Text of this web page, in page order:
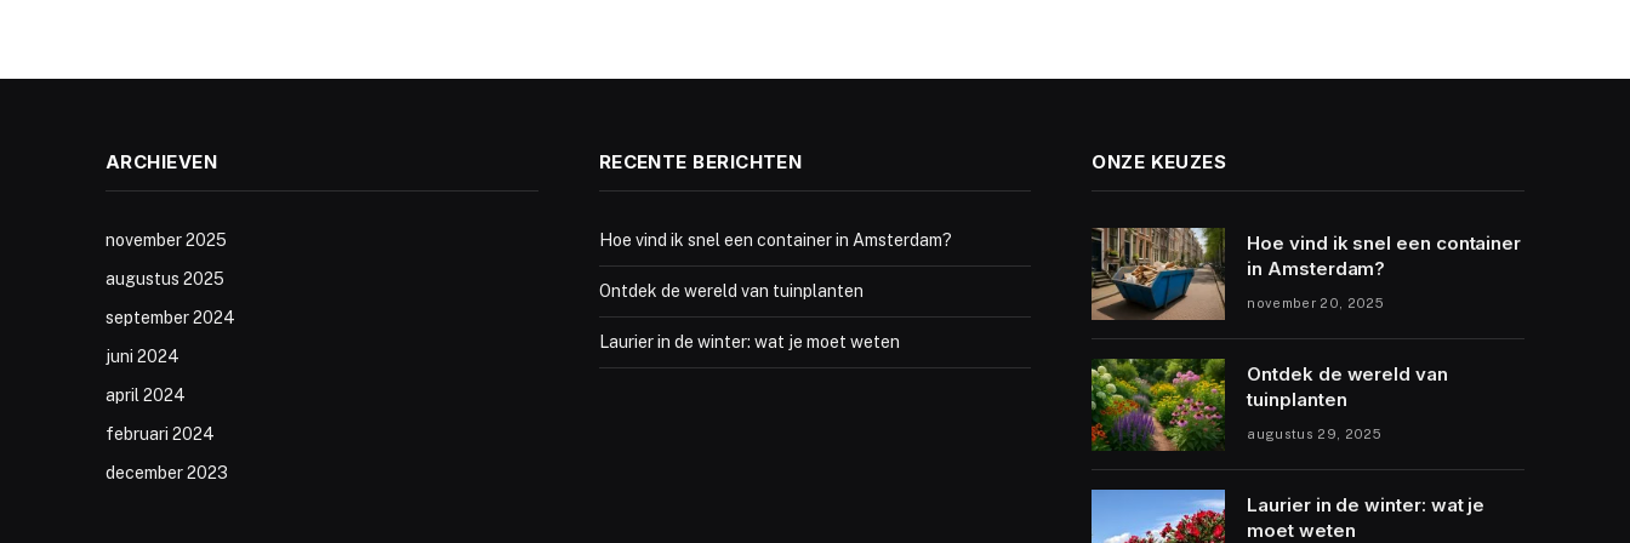
ARCHIEVEN
november 2025
augustus 2025
september 2024
juni 2024
april 2024
februari 2024
december 2023
RECENTE BERICHTEN
Hoe vind ik snel een container in Amsterdam?
Ontdek de wereld van tuinplanten
Laurier in de winter: wat je moet weten
ONZE KEUZES
Hoe vind ik snel een container
in Amsterdam?
november 20, 2025
Ontdek de wereld van
tuinplanten
augustus 29, 2025
Laurier in de winter: wat je
moet weten